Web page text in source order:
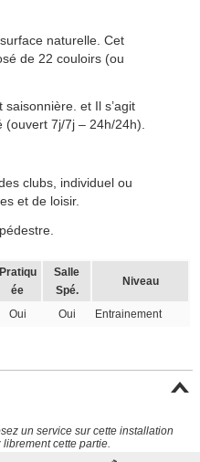
naturelle. Cet
de 22 couloirs (ou
saisonnière. et Il s’agit
(ouvert 7j/7j – 24h/24h).
clubs, individuel ou
et de loisir.
Pratiqu
ée
Salle
Spé.
Niveau
Oui Oui Entrainement
un service sur cette installation
cette partie.